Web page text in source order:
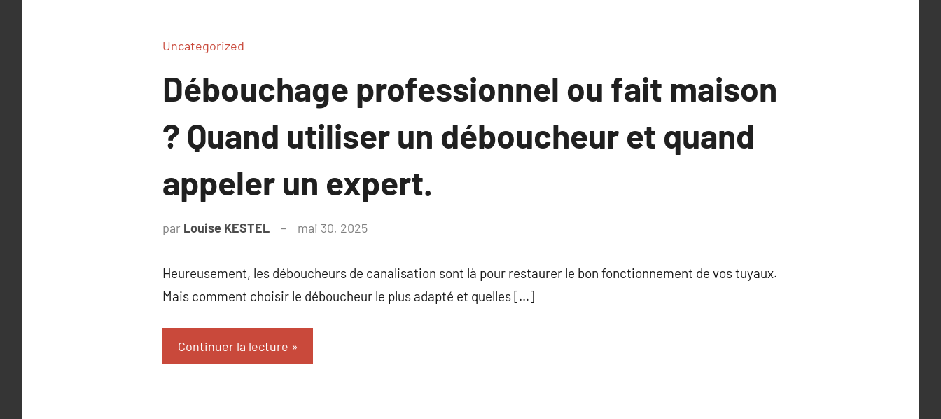
Uncategorized
Débouchage professionnel ou fait maison
? Quand utiliser un déboucheur et quand
appeler un expert.
par Louise KESTEL mai 30, 2025
Heureusement, les déboucheurs de canalisation sont là pour restaurer le bon fonctionnement de vos tuyaux.
Mais comment choisir le déboucheur le plus adapté et quelles […]
Continuer la lecture